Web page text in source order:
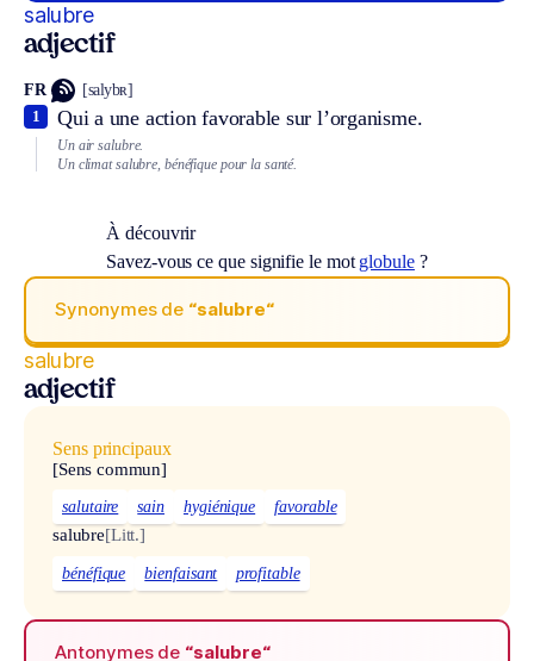
salubre
adjectif
FR [salybʀ]
Qui a une action favorable sur l’organisme.
1
Un air salubre.
Un climat salubre, bénéfique pour la santé.
À découvrir
Savez-vous ce que signifie le mot globule?
Synonymes de “salubre“
salubre
adjectif
Sens principaux
[Sens commun]
salutaire sain hygiénique favorable
salubre[Litt.]
bénéfique bienfaisant profitable
Antonymes de “salubre“